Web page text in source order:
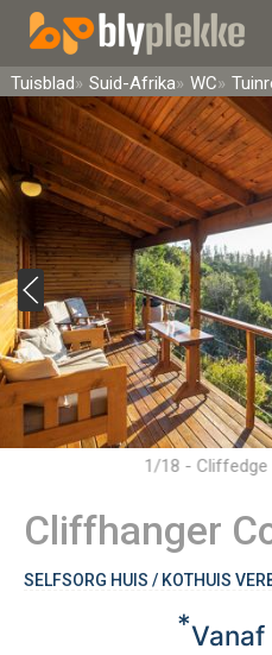
Tuisblad Suid-Afrika WC
1/18 -
Cliffhanger
SELFSORG HUIS / KOTHUIS
*Vanaf